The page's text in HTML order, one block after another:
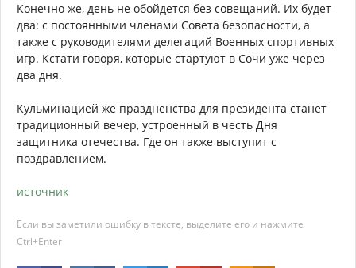
Конечно же, день не обойдется без совещаний. Их будет
два: с постоянными членами Совета безопасности, а
также с руководителями делегаций Военных спортивных
игр. Кстати говоря, которые стартуют в Сочи уже через
два дня.
Кульминацией же праздненства для президента станет
традиционный вечер, устроенный в честь Дня
защитника отечества. Где он также выступит с
поздравлением.
источник
Если вы заметили ошибку в тексте, выделите его и нажмите
Ctrl+Enter